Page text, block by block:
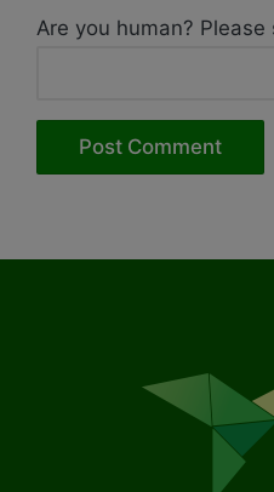
Are you human? Please